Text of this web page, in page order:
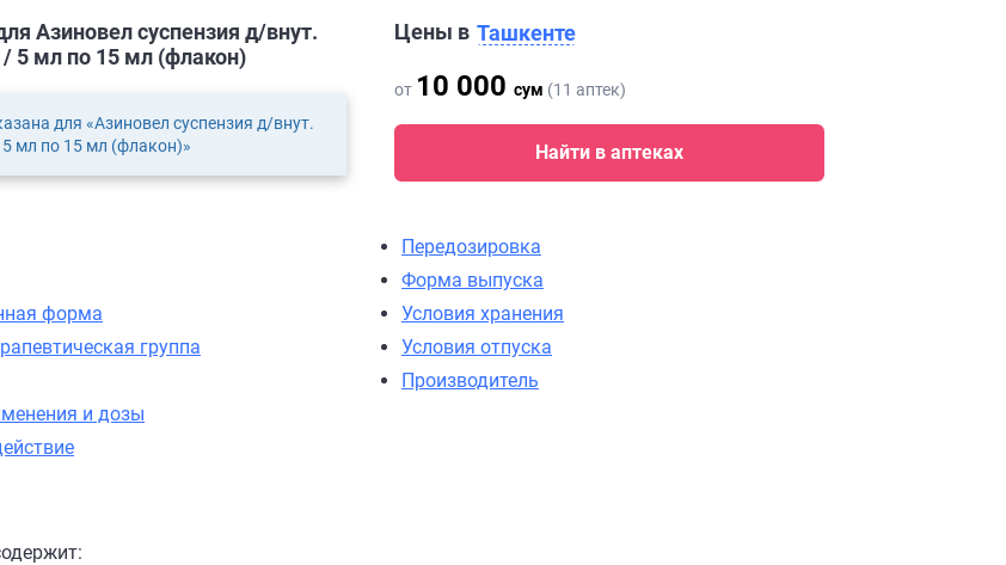
Цены в Ташкенте
от 10 000 сум (11 аптек)
Найти в аптеках
Азиновел суспензия д/внут.
5 мл по 15 мл (флакон)
для «Азиновел суспензия д/внут.
мл по 15 мл (флакон)»
форма
группа
и дозы
Передозировка
Форма выпуска
Условия хранения
Условия отпуска
Производитель